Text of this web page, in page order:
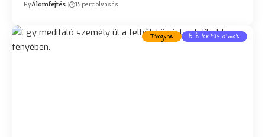
ByÁlomfejtés 15 perc olvasás
Tárgyak E-É betűs álmok